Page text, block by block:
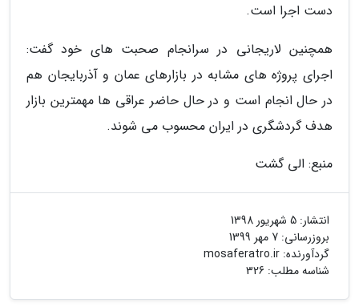
دست اجرا است.
همچنین لاریجانی در سرانجام صحبت های خود گفت:
اجرای پروژه های مشابه در بازارهای عمان و آذربایجان هم
در حال انجام است و در حال حاضر عراقی ها مهمترین بازار
هدف گردشگری در ایران محسوب می شوند.
منبع: الی گشت
انتشار: 5 شهریور 1398
بروزرسانی: 7 مهر 1399
گردآورنده: mosaferatro.ir
شناسه مطلب: 326